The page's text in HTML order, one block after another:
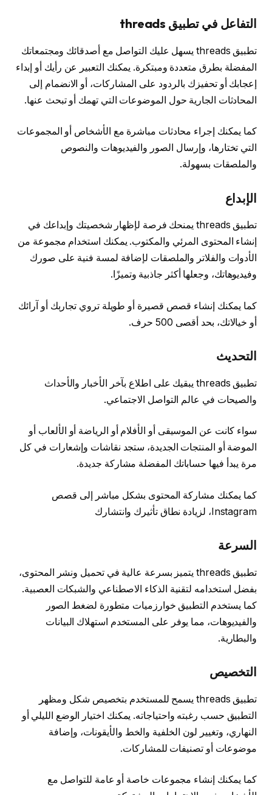
التفاعل في تطبيق threads
تطبيق threads يسهل عليك التواصل مع أصدقائك ومجتمعاتك
المفضلة بطرق متعددة ومبتكرة. يمكنك التعبير عن رأيك أو إبداء
إعجابك أو تحفيزك بالردود على المشاركات، أو الانضمام إلى
المحادثات الجارية حول الموضوعات التي تهمك أو تبحث عنها.
كما يمكنك إجراء محادثات مباشرة مع الأشخاص أو المجموعات
التي تختارها، وإرسال الصور والفيديوهات والنصوص
والملصقات بسهولة.
الإبداع
تطبيق threads يمنحك فرصة لإظهار شخصيتك وإبداعك في
إنشاء المحتوى المرئي والمكتوب. يمكنك استخدام مجموعة من
الأدوات والفلاتر والملصقات لإضافة لمسة فنية على صورك
وفيديوهاتك، وجعلها أكثر جاذبية وتميزًا.
كما يمكنك إنشاء قصص قصيرة أو طويلة تروي تجاربك أو آرائك
أو خيالاتك، بحد أقصى 500 حرف.
التحديث
تطبيق threads يبقيك على اطلاع بآخر الأخبار والأحداث
والصيحات في عالم التواصل الاجتماعي.
سواء كانت عن الموسيقى أو الأفلام أو الرياضة أو الألعاب أو
الموضة أو المنتجات الجديدة، ستجد نقاشات وإشعارات في كل
مرة يبدأ فيها حساباتك المفضلة مشاركة جديدة.
كما يمكنك مشاركة المحتوى بشكل مباشر إلى قصص
Instagram، لزيادة نطاق تأثيرك وانتشارك
السرعة
تطبيق threads يتميز بسرعة عالية في تحميل ونشر المحتوى،
بفضل استخدامه لتقنية الذكاء الاصطناعي والشبكات العصبية.
كما يستخدم التطبيق خوارزميات متطورة لضغط الصور
والفيديوهات، مما يوفر على المستخدم استهلاك البيانات
والبطارية.
التخصيص
تطبيق threads يسمح للمستخدم بتخصيص شكل ومظهر
التطبيق حسب رغبته واحتياجاته. يمكنك اختيار الوضع الليلي أو
النهاري، وتغيير لون الخلفية والخط والأيقونات، وإضافة
موضوعات أو تصنيفات للمشاركات.
كما يمكنك إنشاء مجموعات خاصة أو عامة للتواصل مع